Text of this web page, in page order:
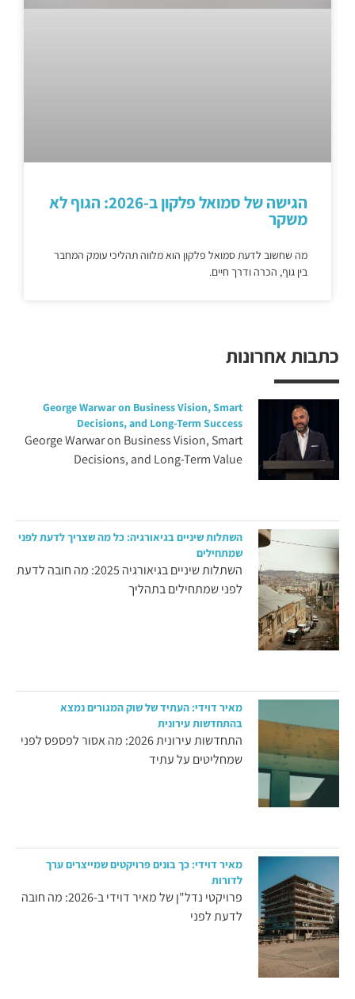
כתבות אחרונות
George Warwar on Business Vision, Smart
Decisions, and Long-Term Success
George Warwar on Business Vision, Smart
Decisions, and Long-Term Value
השתלות שיניים בגיאורגיה: כל מה שצריך לדעת לפני
שמתחילים
השתלות שיניים בגיאורגיה 2025: מה חובה לדעת
לפני שמתחילים בתהליך
מאיר דוידי: העתיד של שוק המגורים נמצא
בהתחדשות עירונית
התחדשות עירונית 2026: מה אסור לפספס לפני
שמחליטים על עתיד
מאיר דוידי: כך בונים פרויקטים שמייצרים ערך
לדורות
פרויקטי נדל"ן של מאיר דוידי ב-2026: מה חובה
לדעת לפני
הגישה של סמואל פלקון ב-2026: הגוף לא
משקר
מה שחשוב לדעת סמואל פלקון הוא מלווה תהליכי עומק המחבר
בין גוף, הכרה ודרך חיים.